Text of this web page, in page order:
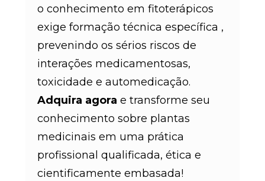
o conhecimento em fitoterápicos
exige formação técnica específica ,
prevenindo os sérios riscos de
interações medicamentosas,
toxicidade e automedicação.
Adquira agora e transforme seu
conhecimento sobre plantas
medicinais em uma prática
profissional qualificada, ética e
cientificamente embasada!